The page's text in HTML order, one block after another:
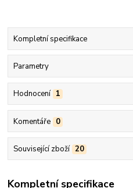
Kompletní specifikace
Parametry
Hodnocení 1
Komentáře 0
Související zboží 20
Kompletní specifikace